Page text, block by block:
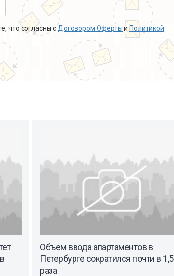
что согласны с Договором Оферты и Политикой
Объем ввода апартаментов в
Петербурге сократился почти в 1,5
раза